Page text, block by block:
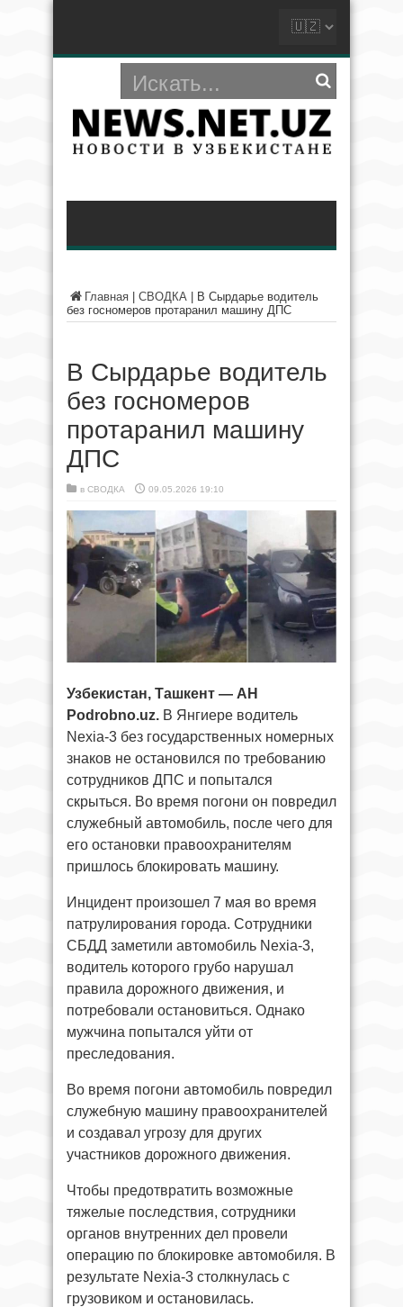
Главная СВОДКА
В Сырдарье водитель
без госномеров протаранил машину ДПС
В Сырдарье водитель
без госномеров
протаранил машину
ДПС
в СВОДКА 09.05.2026 19:10
Узбекистан, Ташкент — АН
Podrobno.uz. В Янгиере водитель
Nexia-3 без государственных номерных
знаков не остановился по требованию
сотрудников ДПС и попытался
скрыться. Во время погони он повредил
служебный автомобиль, после чего для
его остановки правоохранителям
пришлось блокировать машину.
Инцидент произошел 7 мая во время
патрулирования города. Сотрудники
СБДД заметили автомобиль Nexia-3,
водитель которого грубо нарушал
правила дорожного движения, и
потребовали остановиться. Однако
мужчина попытался уйти от
преследования.
Во время погони автомобиль повредил
служебную машину правоохранителей
и создавал угрозу для других
участников дорожного движения.
Чтобы предотвратить возможные
тяжелые последствия, сотрудники
органов внутренних дел провели
операцию по блокировке автомобиля. В
результате Nexia-3 столкнулась с
грузовиком и остановилась.